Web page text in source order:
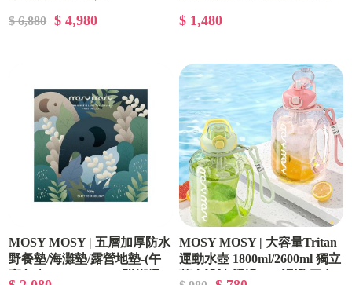
$ 6,880
$ 4,980 $ 1,480
MOSY MOSY | 五層加厚防水
野餐墊/海灘墊/露營地墊-(午
MOSY MOSY | 大容量Tritan
運動水壺 1800ml/2600ml 獨立